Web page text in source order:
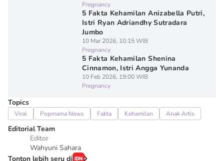
Pregnancy
5 Fakta Kehamilan Anizabella Putri,
Istri Ryan Adriandhy Sutradara
Jumbo
10 Mar 2026, 10:15 WIB
Pregnancy
5 Fakta Kehamilan Shenina
Cinnamon, Istri Angga Yunanda
10 Feb 2026, 19:00 WIB
Pregnancy
Topics
Viral Popmama News Fakta Kehamilan Anak Artis
Editorial Team
Editor
Wahyuni Sahara
Tonton lebih seru di